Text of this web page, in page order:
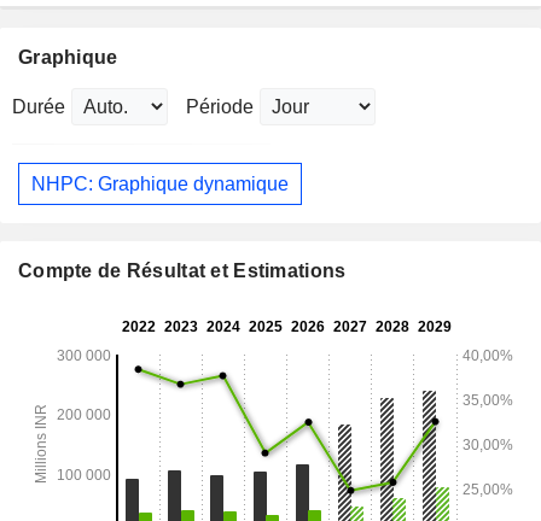
Graphique
Durée Période
NHPC: Graphique dynamique
Compte de Résultat et Estimations